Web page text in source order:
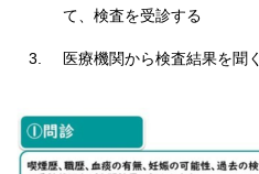
て、検査を受診する
医療機関から検査結果を聞く